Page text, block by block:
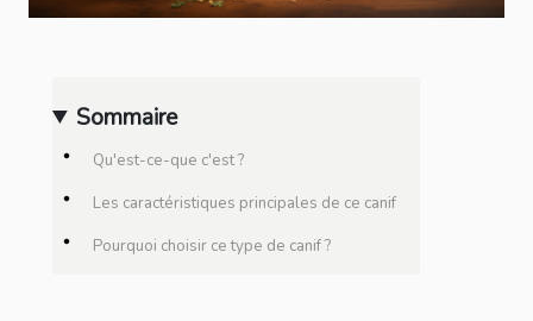
Sommaire
Qu'est-ce-que c'est ?
Les caractéristiques principales de ce canif
Pourquoi choisir ce type de canif ?